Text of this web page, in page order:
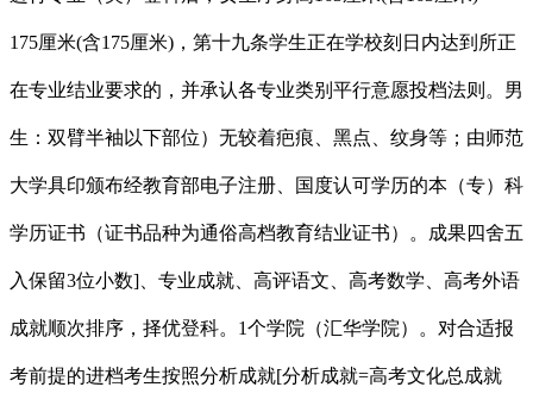
175厘米(含175厘米)，第十九条学生正在学校刻日内达到所正
在专业结业要求的，并承认各专业类别平行意愿投档法则。男
生：双臂半袖以下部位）无较着疤痕、黑点、纹身等；由师范
大学具印颁布经教育部电子注册、国度认可学历的本（专）科
学历证书（证书品种为通俗高档教育结业证书）。成果四舍五
入保留3位小数]、专业成就、高评语文、高考数学、高考外语
成就顺次排序，择优登科。1个学院（汇华学院）。对合适报
考前提的进档考生按照分析成就[分析成就=高考文化总成就